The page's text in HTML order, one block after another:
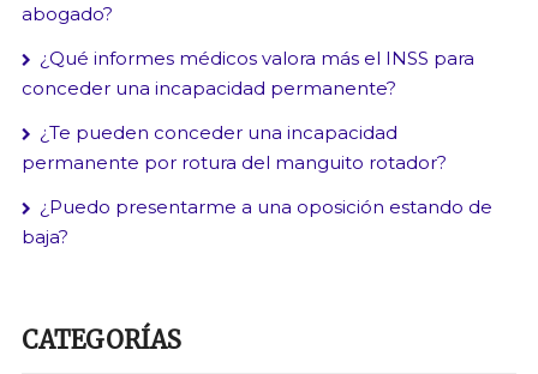
abogado?
¿Qué informes médicos valora más el INSS para
conceder una incapacidad permanente?
¿Te pueden conceder una incapacidad
permanente por rotura del manguito rotador?
¿Puedo presentarme a una oposición estando de
baja?
CATEGORÍAS